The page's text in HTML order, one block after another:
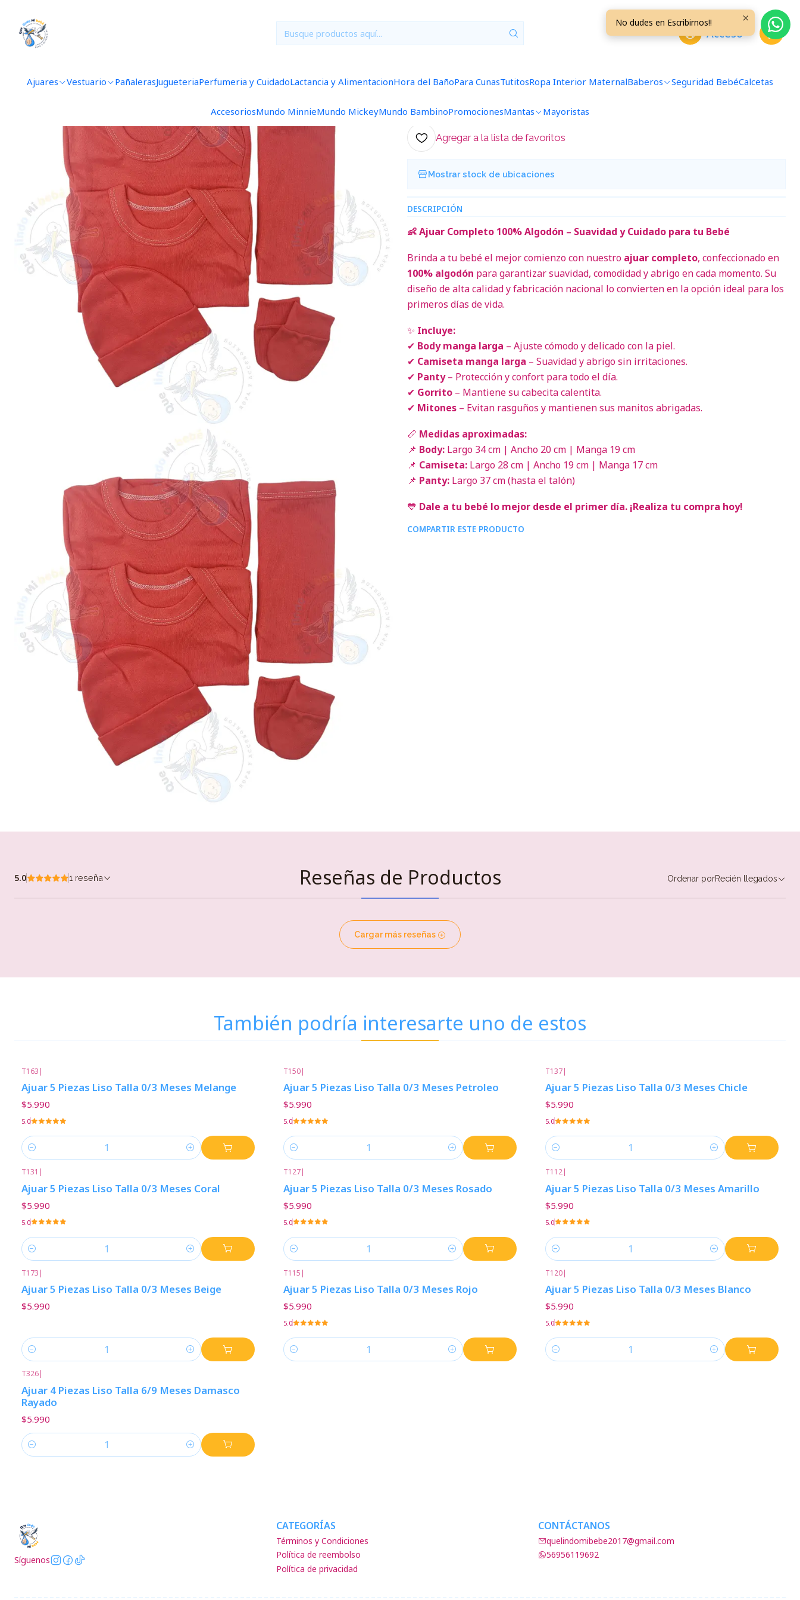
Acceso
Ajuares Vestuario PañalerasJugueteriaPerfumeria y CuidadoLactancia y AlimentacionHora del BañoPara CunasTutitosRopa Interior MaternalBaberos Seguridad BebéCalcetas
AccesoriosMundo MinnieMundo MickeyMundo BambinoPromocionesMantas Mayoristas
Salmon
5.0 1 reseña
Agregar a la lista de favoritos
Mostrar stock de ubicaciones
DESCRIPCIÓN
👶 Ajuar Completo 100% Algodón – Suavidad y Cuidado para tu Bebé
Brinda a tu bebé el mejor comienzo con nuestro ajuar completo, confeccionado en
100% algodón para garantizar suavidad, comodidad y abrigo en cada momento. Su
diseño de alta calidad y fabricación nacional lo convierten en la opción ideal para los
primeros días de vida.
✨ Incluye:
✔ Body manga larga – Ajuste cómodo y delicado con la piel.
✔ Camiseta manga larga – Suavidad y abrigo sin irritaciones.
✔ Panty– Protección y confort para todo el día.
✔ Gorrito – Mantiene su cabecita calentita.
✔ Mitones – Evitan rasguños y mantienen sus manitos abrigadas.
📏 Medidas aproximadas:
📌 Body: Largo 34 cm | Ancho 20 cm | Manga 19 cm
📌 Camiseta: Largo 28 cm | Ancho 19 cm | Manga 17 cm
📌 Panty: Largo 37 cm (hasta el talón)
💙 Dale a tu bebé lo mejor desde el primer día. ¡Realiza tu compra hoy!
COMPARTIR ESTE PRODUCTO
Reseñas de Productos
5.0 1 reseña Ordenar porRecién llegados
Cargar más reseñas
También podría interesarte uno de estos
T163 |
Ajuar 5 Piezas Liso Talla 0/3 Meses Melange
$5.990
5.0
Cantidad
T150|
Ajuar 5 Piezas Liso Talla 0/3 Meses Petroleo
$5.990
5.0
Cantidad
T137|
Ajuar 5 Piezas Liso Talla 0/3 Meses Chicle
$5.990
5.0
Cantidad
T131 |
Ajuar 5 Piezas Liso Talla 0/3 Meses Coral
$5.990
5.0
Cantidad
T127|
Ajuar 5 Piezas Liso Talla 0/3 Meses Rosado
$5.990
5.0
Cantidad
T112|
Ajuar 5 Piezas Liso Talla 0/3 Meses Amarillo
$5.990
5.0
Cantidad
T173 |
Ajuar 5 Piezas Liso Talla 0/3 Meses Beige
$5.990
Cantidad
T115 |
Ajuar 5 Piezas Liso Talla 0/3 Meses Rojo
$5.990
5.0
Cantidad
T120|
Ajuar 5 Piezas Liso Talla 0/3 Meses Blanco
$5.990
5.0
Cantidad
T326
Ajuar 4 Piezas Liso Talla 6/9 Meses Damasco
Rayado
$5.990
Cantidad
Síguenos
CATEGORÍAS
Términos y Condiciones
Política de reembolso
Política de privacidad
CONTÁCTANOS
quelindomibebe2017@gmail.com
56956119692
No dudes en Escribirnos!!